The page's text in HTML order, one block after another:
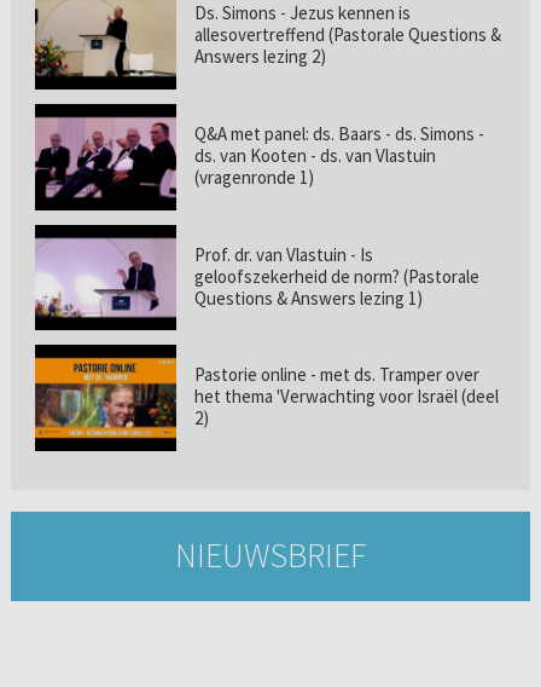
Ds. Simons - Jezus kennen is
allesovertreffend (Pastorale Questions &
Answers lezing 2)
Q&A met panel: ds. Baars - ds. Simons -
ds. van Kooten - ds. van Vlastuin
(vragenronde 1)
Prof. dr. van Vlastuin - Is
geloofszekerheid de norm? (Pastorale
Questions & Answers lezing 1)
Pastorie online - met ds. Tramper over
het thema 'Verwachting voor Israël (deel
2)
NIEUWSBRIEF